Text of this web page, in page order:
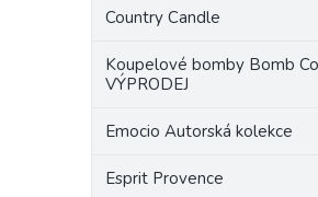
Country Candle
Koupelové bomby Bomb
VÝPRODEJ
Emocio Autorská kolekce
Esprit Provence